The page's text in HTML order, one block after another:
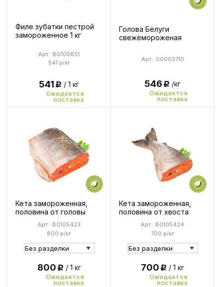
Филе зубатки пестрой
замороженное 1 кг
541 р/кг
Арт.: B0105851
541Р / 1 кг
Ожидается
поставка
Голова Белуги
свежемороженая
Арт.: 00003710
546Р /кг
Ожидается
поставка
Кета замороженная,
половина от головы
800 р/кг
Арт.: B0105423
800Р / 1 кг
Ожидается
поставка
Кета замороженная,
половина от хвоста
700 р/кг
Арт.: B0105424
700Р / 1 кг
Ожидается
поставка